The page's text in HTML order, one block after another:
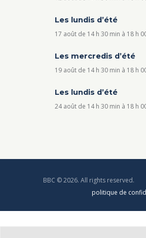
Les lundis d’été
17 août de 14 h 30 min à 18 h
Les mercredis d’été
19 août de 14 h 30 min à 18 h
Les lundis d’été
24 août de 14 h 30 min à 18 h
BBC © 2026. All rights
politique de